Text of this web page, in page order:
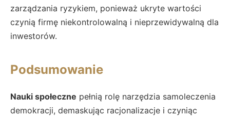
zarządzania ryzykiem, ponieważ ukryte wartości
czynią firmę niekontrolowalną i nieprzewidywalną dla
inwestorów.
Podsumowanie
Nauki społeczne pełnią rolę narzędzia samoleczenia
demokracji, demaskując racjonalizacje i czyniąc